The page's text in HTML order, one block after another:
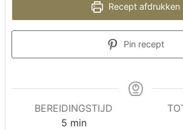
Recept afdrukken
Pin recept
BEREIDINGSTIJD
5minuten
min